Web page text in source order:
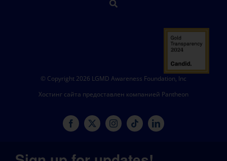
© Copyright 2026 LGMD Awareness Foundation, Inc
Хостинг сайта предоставлен компанией Pantheon